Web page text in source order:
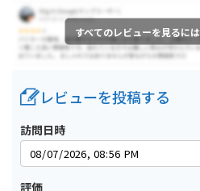
すべてのレビューを見るには
レビューを投稿する
訪問日時
評価